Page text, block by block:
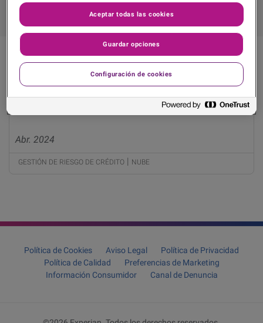
Abr. 2024
GESTIÓN DE RIESGO DE CRÉDITO | NUBE
Política de Cookies Aviso Legal
Política de Privacidad
Política de Calidad
Preferencias de Marketing
Información Consumidor
Canal de Denuncia
Aceptar todas las cookies
Guardar opciones
Configuración de cookies